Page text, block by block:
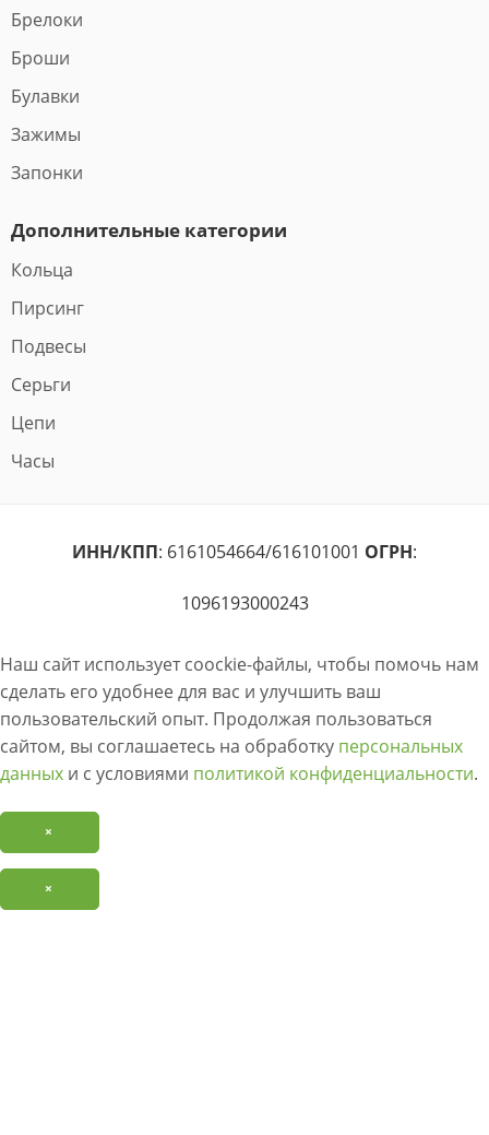
Брелоки
Броши
Булавки
Зажимы
Запонки
Дополнительные категории
Кольца
Пирсинг
Подвесы
Серьги
Цепи
Часы
ИНН/КПП: 6161054664/616101001 ОГРН:
1096193000243
Наш сайт использует coockie-файлы, чтобы помочь нам
сделать его удобнее для вас и улучшить ваш
пользовательский опыт. Продолжая пользоваться
сайтом, вы соглашаетесь на обработку персональных
данных и с условиями политикой конфиденциальности.
×
×